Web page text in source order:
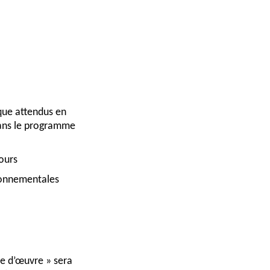
attendus en
le programme
d’œuvre » sera